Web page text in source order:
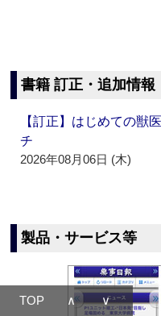
書籍 訂正・追加情報
【訂正】はじめての
チ
2026年08月06日 (木)
製品・サービス等
TOP ∧ ∨